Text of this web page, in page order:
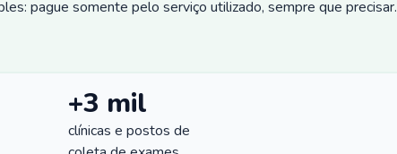
pague somente pelo serviço utilizado, sempre que precisar.
+3 mil
clínicas e postos de